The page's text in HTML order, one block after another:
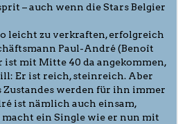
– auch wenn die Stars Belgier
leicht zu verkraften, erfolgreich
Paul-André (Benoît
ist mit Mitte 40 da angekommen,
Er ist reich, steinreich. Aber
Zustandes werden für ihn immer
ist nämlich auch einsam,
ein Single wie er nun mit